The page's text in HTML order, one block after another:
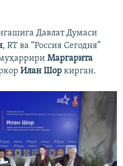
Давлат Думаси
, RT ва “Россия Сегодня”
Маргарита
Илан Шор кирган.